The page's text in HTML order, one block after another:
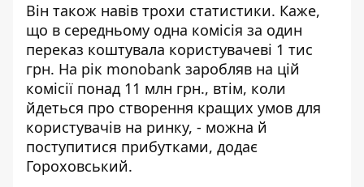
Він також навів трохи статистики. Каже,
що в середньому одна комісія за один
переказ коштувала користувачеві 1 тис
грн. На рік monobank заробляв на цій
комісії понад 11 млн грн., втім, коли
йдеться про створення кращих умов для
користувачів на ринку, - можна й
поступитися прибутками, додає
Гороховський.